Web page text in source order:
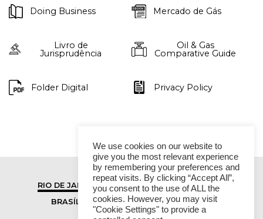
Doing Business Mercado de Gás
Livro de
Jurisprudência
Oil & Gas
Comparative Guide
Folder Digital Privacy Policy
RIO DE JANEIRO
SÃO PAULO
BRASÍLIA
VITÓRIA
We use cookies on our website to
give you the most relevant experience
by remembering your preferences and
repeat visits. By clicking “Accept All”,
you consent to the use of ALL the
cookies. However, you may visit
"Cookie Settings" to provide a